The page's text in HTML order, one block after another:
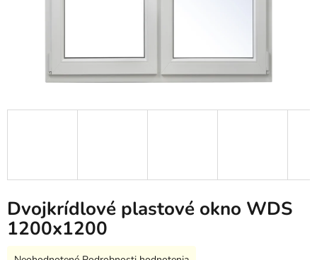
Dvojkrídlové plastové okno WDS
1200x1200